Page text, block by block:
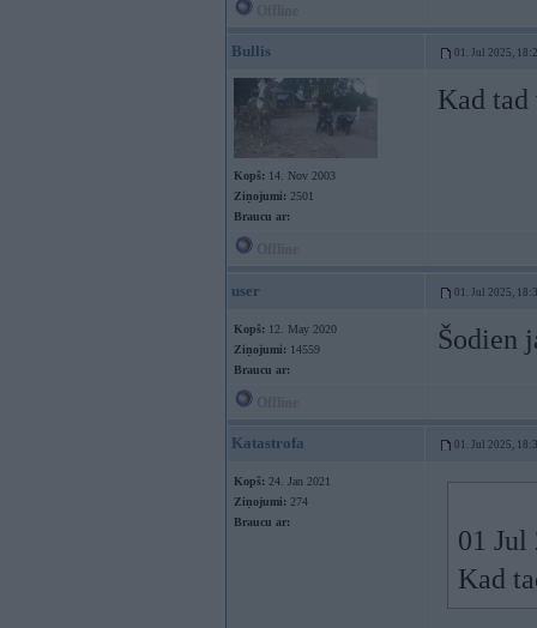
Bullis 01. Jul 2025,
Kopš: 14. Nov 2003
Ziņojumi: 2501
Braucu ar:
Kad tad
user 01. Jul 2025,
Kopš: 12. May 2020
Ziņojumi: 14559
Braucu ar:
Šodien
Katastrofa 01. Jul 2025,
Kopš: 24. Jan 2021
Ziņojumi: 274
Braucu ar:
01
Kad